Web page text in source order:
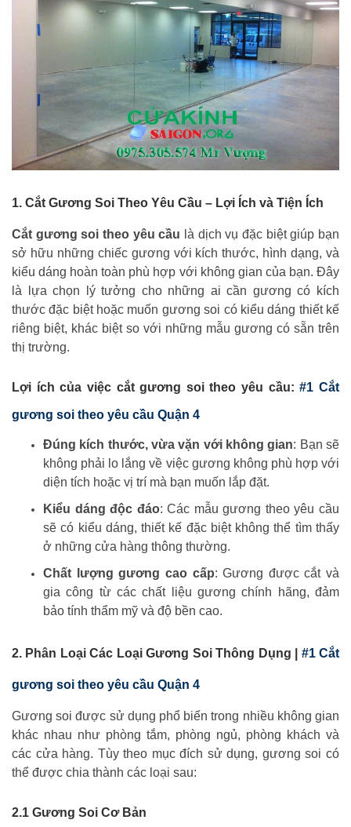
1. Cắt Gương Soi Theo Yêu Cầu – Lợi Ích và Tiện Ích
Cắt gương soi theo yêu cầu là dịch vụ đặc biệt giúp bạn
sở hữu những chiếc gương với kích thước, hình dạng, và
kiểu dáng hoàn toàn phù hợp với không gian của bạn. Đây
là lựa chọn lý tưởng cho những ai cần gương có kích
thước đặc biệt hoặc muốn gương soi có kiểu dáng thiết kế
riêng biệt, khác biệt so với những mẫu gương có sẵn trên
thị trường.
Lợi ích của việc cắt gương soi theo yêu cầu:#1 Cắt
gương soi theo yêu cầu Quận 4
Đúng kích thước, vừa vặn với không gian: Bạn sẽ
không phải lo lắng về việc gương không phù hợp với
diện tích hoặc vị trí mà bạn muốn lắp đặt.
Kiểu dáng độc đáo: Các mẫu gương theo yêu cầu
sẽ có kiểu dáng, thiết kế đặc biệt không thể tìm thấy
ở những cửa hàng thông thường.
Chất lượng gương cao cấp: Gương được cắt và
gia công từ các chất liệu gương chính hãng, đảm
bảo tính thẩm mỹ và độ bền cao.
2. Phân Loại Các Loại Gương Soi Thông Dụng | #1 Cắt
gương soi theo yêu cầu Quận 4
Gương soi được sử dụng phổ biến trong nhiều không gian
khác nhau như phòng tắm, phòng ngủ, phòng khách và
các cửa hàng. Tùy theo mục đích sử dụng, gương soi có
thể được chia thành các loại sau:
2.1 Gương Soi Cơ Bản